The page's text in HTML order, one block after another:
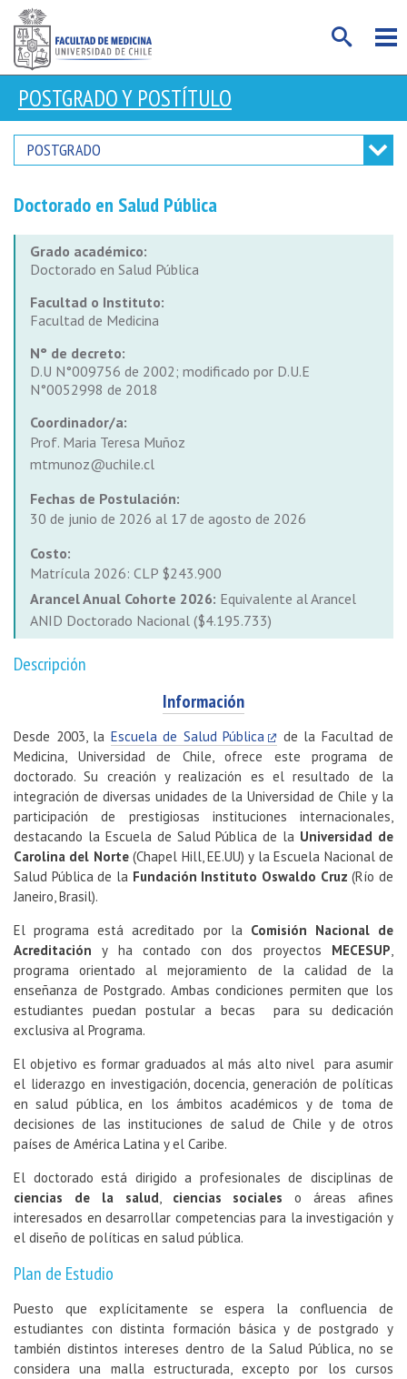
POSTGRADO Y POSTÍTULO
POSTGRADO
Doctorado en Salud Pública
Grado académico:
Doctorado en Salud Pública
Facultad o Instituto:
Facultad de Medicina
N° de decreto:
D.U N°009756 de 2002; modificado por D.U.E
N°0052998 de 2018
Coordinador/a:
Prof. Maria Teresa Muñoz
mtmunoz@uchile.cl
Fechas de Postulación:
30 de junio de 2026 al 17 de agosto de 2026
Costo:
Matrícula 2026: CLP $243.900
Arancel Anual Cohorte 2026: Equivalente al Arancel
ANID Doctorado Nacional ($4.195.733)
Descripción
Información
Desde 2003, la Escuela de Salud Pública
de la Facultad de
Medicina, Universidad de Chile, ofrece este programa de
doctorado. Su creación y realización es el resultado de la
integración de diversas unidades de la Universidad de Chile y la
participación de prestigiosas instituciones internacionales,
destacando la Escuela de Salud Pública de la Universidad de
Carolina del Norte(Chapel Hill, EE.UU) y la Escuela Nacional de
Salud Pública de la Fundación Instituto Oswaldo Cruz (Río de
Janeiro, Brasil).
El programa está acreditado por la Comisión Nacional de
Acreditación y ha contado con dos proyectos MECESUP,
programa orientado al mejoramiento de la calidad de la
enseñanza de Postgrado. Ambas condiciones permiten que los
estudiantes puedan postular a becas para su dedicación
exclusiva al Programa.
El objetivo es formar graduados al más alto nivel para asumir
el liderazgo en investigación, docencia, generación de políticas
en salud pública, en los ámbitos académicos y de toma de
decisiones de las instituciones de salud de Chile y de otros
países de América Latina y el Caribe.
El doctorado está dirigido a profesionales de disciplinas de
ciencias de la salud, ciencias sociales o áreas afines
interesados en desarrollar competencias para la investigación y
el diseño de políticas en salud pública.
Plan de Estudio
Puesto que explícitamente se espera la confluencia de
estudiantes con distinta formación básica y de postgrado y
también distintos intereses dentro de la Salud Pública, no se
considera una malla estructurada, excepto por los cursos